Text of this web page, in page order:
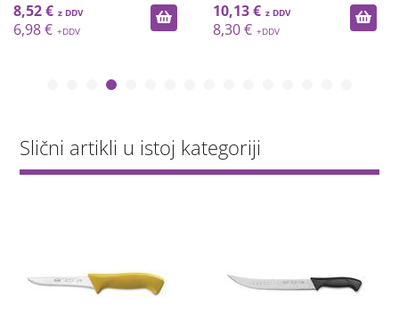
8,52 €
6,98 €
10,13 €
8,30 €
Slični artikli u istoj kategoriji